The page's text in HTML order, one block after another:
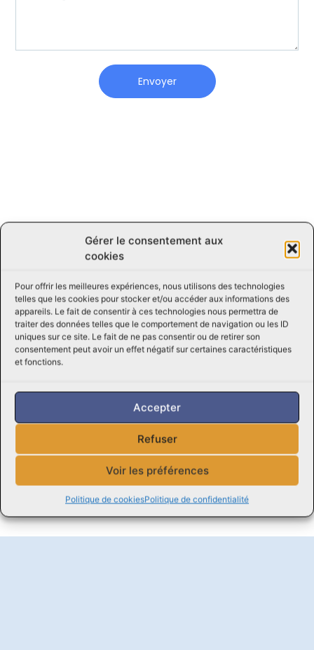
Gérer le consentement aux
cookies
Pour offrir les meilleures expériences, nous utilisons des technologies
telles que les cookies pour stocker et/ou accéder aux informations des
appareils. Le fait de consentir à ces technologies nous permettra de
traiter des données telles que le comportement de navigation ou les ID
uniques sur ce site. Le fait de ne pas consentir ou de retirer son
consentement peut avoir un effet négatif sur certaines caractéristiques
et fonctions.
Accepter
Refuser
Voir les préférences
Politique de cookiesPolitique de confidentialité
Envoyer
Cliquez pour accepter les cookies
marketing et activer ce contenu
Visitez-nous
Saint-Paul,
QC J6E 7L8